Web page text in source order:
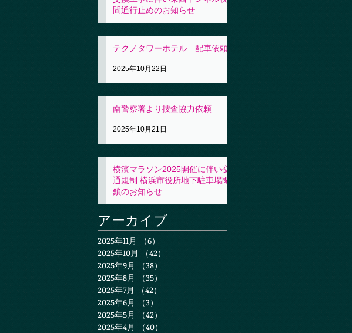
間通行止めのお知らせ
テクノタワーホテル 配車依頼
2025年10月22日
南警察署より捜査協力依頼
2025年10月21日
横濱マラソン2025開催に伴い交
通規制 横浜市役所地下駐車場閉
鎖のお知らせ
アーカイブ
2025年11月 （6）
2025年10月
（42）
2025年9月
（38）
2025年8月
（35）
2025年7月
（42）
2025年6月
（3）
2025年5月
（42）
2025年4月
（40）